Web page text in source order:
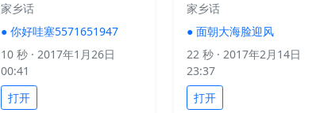
家乡话
● 你好哇塞5571651947
10 秒 · 2017年1月26日
00:41
打开
家乡话
● 面朝大海脸迎风
22 秒 · 2017年2月14日
23:37
打开